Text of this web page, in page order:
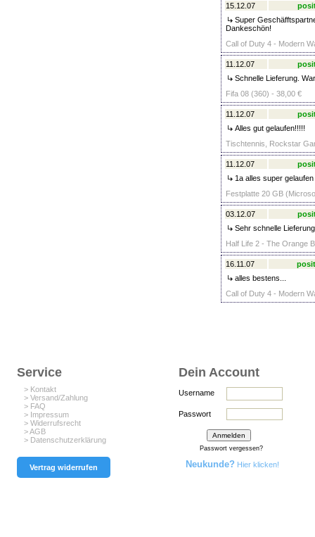
15.12.07
Super
Dankeschön!
Call of Duty 4 - Modern
11.12.07
Schnelle Lieferung.
Fifa 08 (360) - 38,00 €
11.12.07
Alles gut gelaufen!!!!!
Tischtennis, Rockstar
11.12.07
1a alles super
Festplatte 20 GB
03.12.07
Sehr schnelle
Half Life 2 - The Orange
16.11.07
alles bestens...
Call of Duty 4 - Modern
Service
> Kontakt
> Versand/Zahlung
> FAQ
> Impressum
> Widerrufsrecht
> AGB
> Datenschutzerklärung
Vertrag widerrufen
Dein Account
Username
Passwort
Passwort vergessen?
Neukunde? Hier klicken!